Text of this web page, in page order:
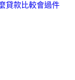
貸款比較會過件